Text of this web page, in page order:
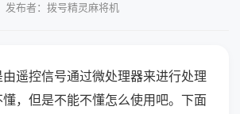
发布者：拨号精灵麻将机
遥控信号通过微处理器来进行处理
，但是不能不懂怎么使用吧。下面